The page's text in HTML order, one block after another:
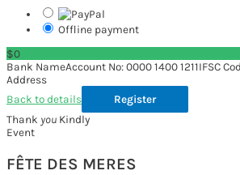
Offline payment
$0
Bank NameAccount No: 0000 1400 1211IFSC
Address
Back to details
Thank you Kindly
Event
FÊTE DES MERES